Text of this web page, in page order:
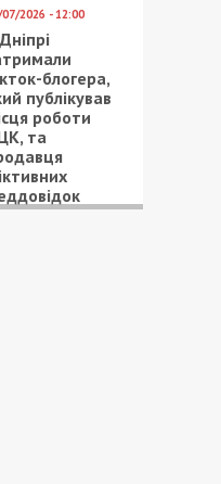
2026 - 12:00
блогера,
публікував
роботи
та